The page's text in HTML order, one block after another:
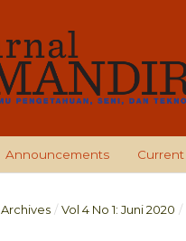
Announcements Current
Archives / Vol 4 No 1: Juni 2020 /